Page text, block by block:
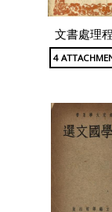
文書處理
4